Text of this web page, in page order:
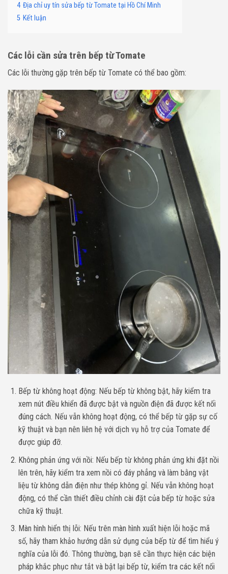
4 Địa chỉ uy tín sửa bếp từ Tomate tại Hồ Chí Minh
5 Kết luận
Các lỗi cần sửa trên bếp từ Tomate
Các lỗi thường gặp trên bếp từ Tomate có thể bao gồm:
Bếp từ không hoạt động: Nếu bếp từ không bật, hãy kiểm tra
xem nút điều khiển đã được bật và nguồn điện đã được kết nối
đúng cách. Nếu vẫn không hoạt động, có thể bếp từ gặp sự cố
kỹ thuật và bạn nên liên hệ với dịch vụ hỗ trợ của Tomate để
được giúp đỡ.
Không phản ứng với nồi: Nếu bếp từ không phản ứng khi đặt nồi
lên trên, hãy kiểm tra xem nồi có đáy phẳng và làm bằng vật
liệu từ không dẫn điện như thép không gỉ. Nếu vẫn không hoạt
động, có thể cần thiết điều chỉnh cài đặt của bếp từ hoặc sửa
chữa kỹ thuật.
Màn hình hiển thị lỗi: Nếu trên màn hình xuất hiện lỗi hoặc mã
số, hãy tham khảo hướng dẫn sử dụng của bếp từ để tìm hiểu ý
nghĩa của lỗi đó. Thông thường, bạn sẽ cần thực hiện các biện
pháp khắc phục như tắt và bật lại bếp từ, kiểm tra các kết nối